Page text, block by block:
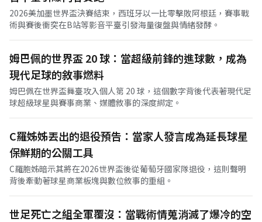
2026美加墨世界盃決賽結束，西班牙以一比零擊敗阿根廷，賽事戰
術與賽後衝突在B站等影音平臺引發海量復盤與情緒發酵。
姆巴佩的世界盃 20 球：當超級前鋒的進球數，成為
現代足球的敘事燃料
姆巴佩在世界盃舞臺攻入個人第 20 球，這個數字背後代表著現代足
球超級球星與賽事商業、媒體敘事的深度綁定。
C羅姊姊丟出的退役預告：當家人發言成為延長球星
保鮮期的公關工具
C羅胞姊暗示其將在2026世界盃後從葡萄牙國家隊退役，這則聲明
背後牽動著球星商業板塊與數位敘事的重組。
世足死亡之組全軍覆沒：當戰術情蒐消滅了爆冷的空